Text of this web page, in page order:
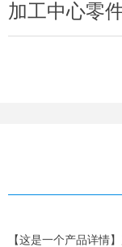
加工中心零
【这是一个产品详情